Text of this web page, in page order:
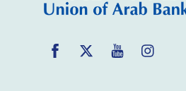
Facebook
Twitter YouTube